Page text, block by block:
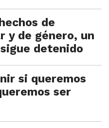
de
y de género, un
detenido
si queremos
ser